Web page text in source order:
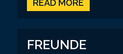
READ MORE
FREUNDE